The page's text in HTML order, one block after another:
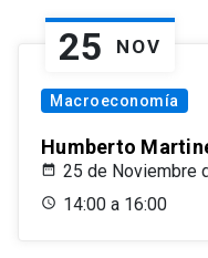
25 NOV
Macroeconomía
Humberto
25 de Noviembre
14:00 a 16:00